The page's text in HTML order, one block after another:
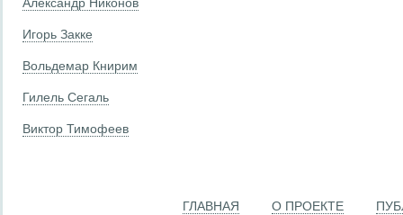
Игорь Закке
Вольдемар Книрим
Гилель Сегаль
Виктор Тимофеев
ГЛАВНАЯ О ПРОЕКТЕ